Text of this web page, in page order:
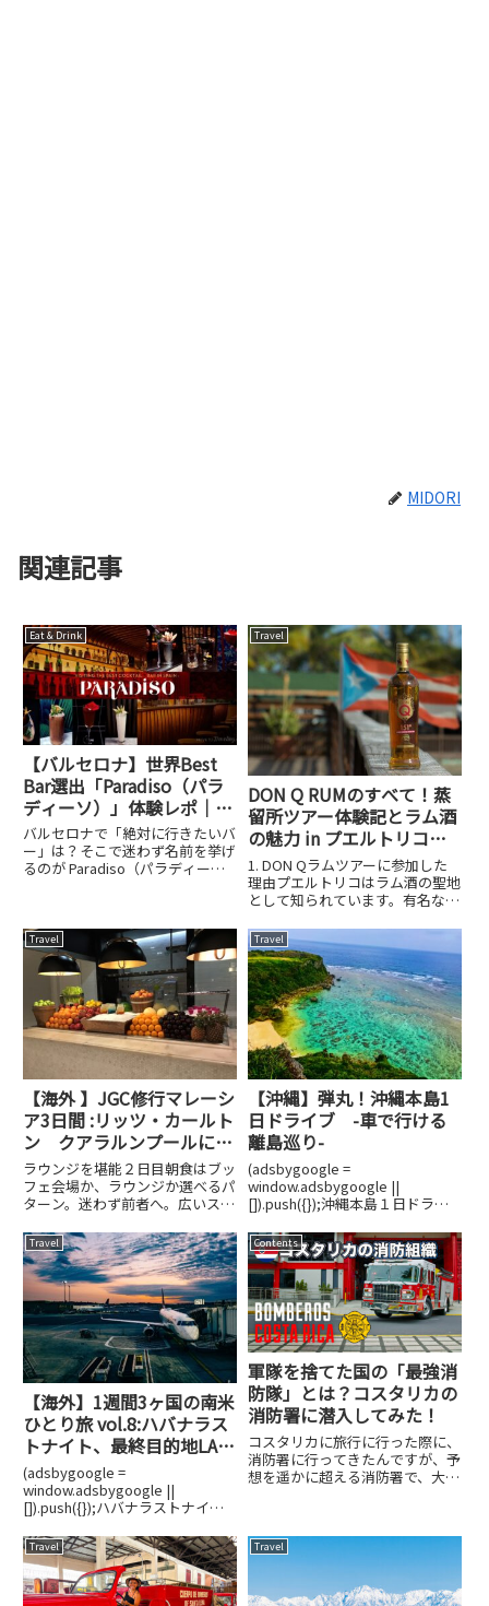
MIDORI
関連記事
Eat & Drink
【バルセロナ】世界Best
Bar選出「Paradiso（パラ
ディーソ）」体験レポ｜隠
し扉の先にある非日常
バルセロナで「絶対に行きたいバ
ー」は？そこで迷わず名前を挙げ
るのが Paradiso（パラディー
は第4位にランクインして...
Travel
DON Q RUMのすべて！蒸
留所ツアー体験記とラム酒
の魅力 in プエルトリコ
🇵🇷
1. DON Qラムツアーに参加した
理由プエルトリコはラム酒の聖地
として知られています。有名なの
バカルディではなく、地元で最も
愛され、世界中でも評価の高いラ
ム酒ブランド、【DON Q RUM】
のツアーに行ってき...
Travel
【海外 】JGC修行マレーシ
ア3日間 :リッツ・カールト
ン クアラルンプールに宿
泊
ラウンジを堪能２日目朝食はブッ
フェ会場か、ラウンジか選べるパ
ターン。迷わず前者へ。広いスペ
ーツが豊富で嬉しい限りです。ジ
ュースは冷蔵庫にはいってるんで
すが、自分の好きなフルーツを選
んでジュースにしてくれるバー
が...
Travel
【沖縄】弾丸！沖縄本島1
日ドライブ -車で行ける
離島巡り-
(adsbygoogle =
window.adsbygoogle ||
[]).push({});沖縄本島１日ドライ
本島は定番観光スポット「美ら海
水族館」、「首里城」、「ナゴパ
イナップルパーク」などよく聞く
と...
Travel
【海外】1週間3ヶ国の南米
ひとり旅 vol.8:ハバナラス
トナイト、最終目的地LA
へ！飛行機が飛ばない？！
(adsbygoogle =
window.adsbygoogle ||
[]).push({});ハバナラストナイ
飛ばない？！ビニャーレスから帰
ってきてハバナラストナイトとな
りました。当初はキャバレーを観
に行...
Contents
軍隊を捨てた国の「最強消
防隊」とは？コスタリカの
消防署に潜入してみた！
コスタリカに旅行に行った際に、
消防署に行ってきたんですが、予
想を遥かに超える消防署で、大変
国、コスタリカの意外な「顔」中
米の楽園、コスタリカ。19...
Travel Travel